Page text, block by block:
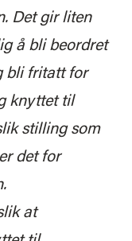
Det gir liten
å bli beordret
bli fritatt for
knyttet til
stilling som
det for
at